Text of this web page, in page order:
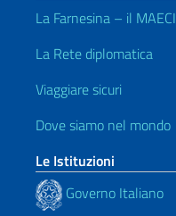
La Farnesina – il MAECI
La Rete diplomatica
Viaggiare sicuri
Dove siamo nel mondo
Le Istituzioni
Governo Italiano